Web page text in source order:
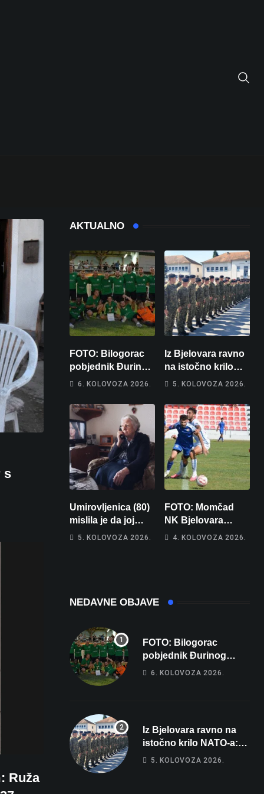
s
Ruža
AKTUALNO
FOTO: Bilogorac
pobjednik Đurinog
memorijala
6. KOLOVOZA 2026.
Iz Bjelovara ravno
na istočno krilo
NATO-a: Evo kamo
vojnika i 6
vojnikinja
5. KOLOVOZA 2026.
Umirovljenica (80)
mislila je da joj
piše kći pa ostala
5. KOLOVOZA 2026.
FOTO: Momčad
NK Bjelovara
poprima jesenski
4. KOLOVOZA 2026.
NEDAVNE OBJAVE
FOTO: Bilogorac
pobjednik Đurinog
memorijala
6. KOLOVOZA 2026.
Iz Bjelovara ravno na
istočno krilo NATO-a:
Evo kamo odlazi 82
5. KOLOVOZA 2026.